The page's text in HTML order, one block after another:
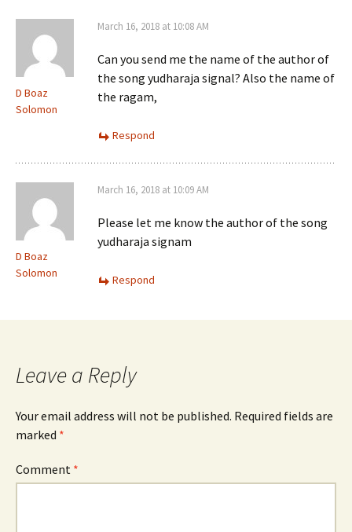
D Boaz
Solomon
March 16, 2018 at 10:08 AM
Can you send me the name of the author of
the song yudharaja signal? Also the name of
the ragam,
Respond
D Boaz
Solomon
March 16, 2018 at 10:09 AM
Please let me know the author of the song
yudharaja signam
Respond
Leave a Reply
Your email address will not be published. Required fields are
marked *
Comment *